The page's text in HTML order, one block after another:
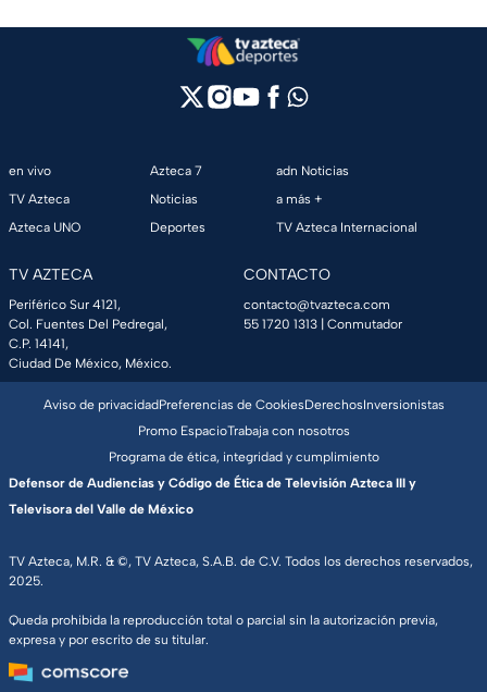
en vivo
TV Azteca
Azteca UNO
Azteca 7
Noticias
Deportes
adn Noticias
a más +
TV Azteca Internacional
TV AZTECA
Periférico Sur 4121,
Col. Fuentes Del Pedregal,
C.P. 14141,
Ciudad De México, México.
CONTACTO
contacto@tvazteca.com
55 1720 1313 | Conmutador
TV Azteca, M.R. & ©, TV Azteca, S.A.B. de C.V. Todos los derechos reservados,
2025.
Queda prohibida la reproducción total o parcial sin la autorización previa,
expresa y por escrito de su titular.
Aviso de privacidadPreferencias de CookiesDerechosInversionistas
Promo EspacioTrabaja con nosotros
Programa de ética, integridad y cumplimiento
Defensor de Audiencias y Código de Ética de Televisión Azteca III y
Televisora del Valle de México